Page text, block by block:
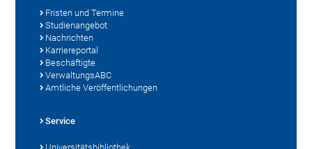
Fristen und Termine
Studienangebot
Nachrichten
Karriereportal
Beschäftigte
VerwaltungsABC
Amtliche Veröffentlichungen
Service